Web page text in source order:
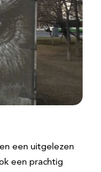
een uitgelezen
een prachtig